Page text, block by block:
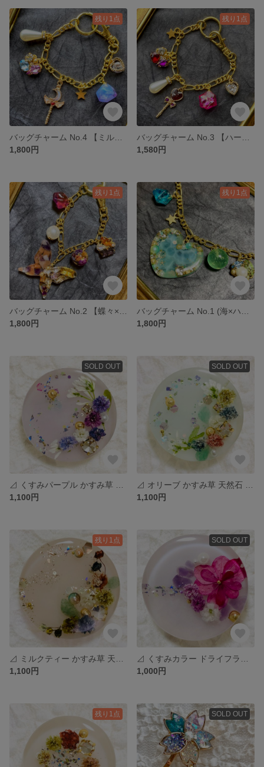
残り1点
1,800円
残り1点
1,580円
残り1点
1,800円
残り1点
1,800円
SOLD OUT
1,100円
SOLD OUT
1,100円
残り1点
1,100円
SOLD OUT
1,000円
残り1点 SOLD OUT